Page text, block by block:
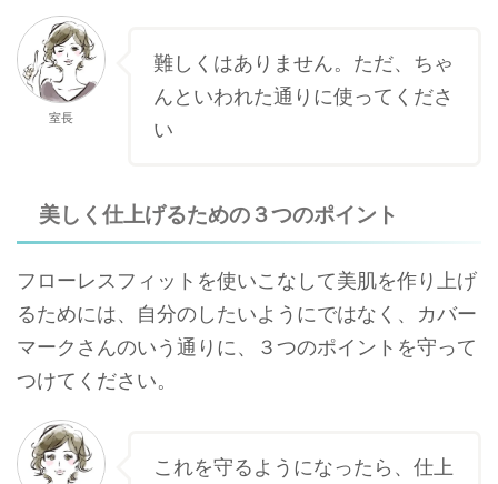
室長
難しくはありません。ただ、ちゃ
んといわれた通りに使ってくださ
い
美しく仕上げるための３つのポイント
フローレスフィットを使いこなして美肌を作り上げ
るためには、自分のしたいようにではなく、カバー
マークさんのいう通りに、３つのポイントを守って
つけてください。
これを守るようになったら、仕上